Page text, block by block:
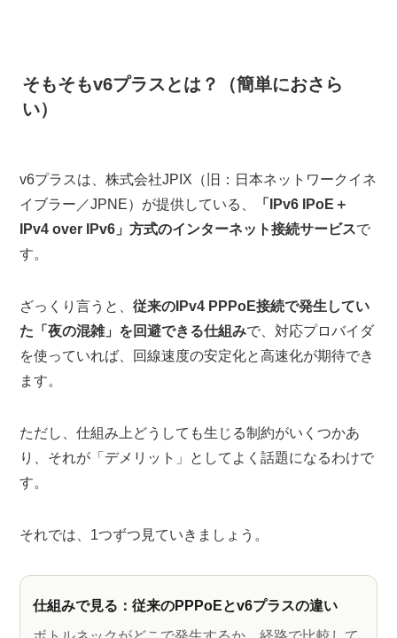
そもそもv6プラスとは？（簡単におさら
い）
v6プラスは、株式会社JPIX（旧：日本ネットワークイネ
イブラー／JPNE）が提供している、
「IPv6 IPoE＋
IPv4 over IPv6」方式のインターネット接続サービスで
す。
ざっくり言うと、従来のIPv4 PPPoE接続で発生してい
た「夜の混雑」を回避できる仕組みで、対応プロバイダ
を使っていれば、回線速度の安定化と高速化が期待でき
ます。
ただし、仕組み上どうしても生じる制約がいくつかあ
り、それが「デメリット」としてよく話題になるわけで
す。
それでは、1つずつ見ていきましょう。
仕組みで見る：従来のPPPoEとv6プラスの違い